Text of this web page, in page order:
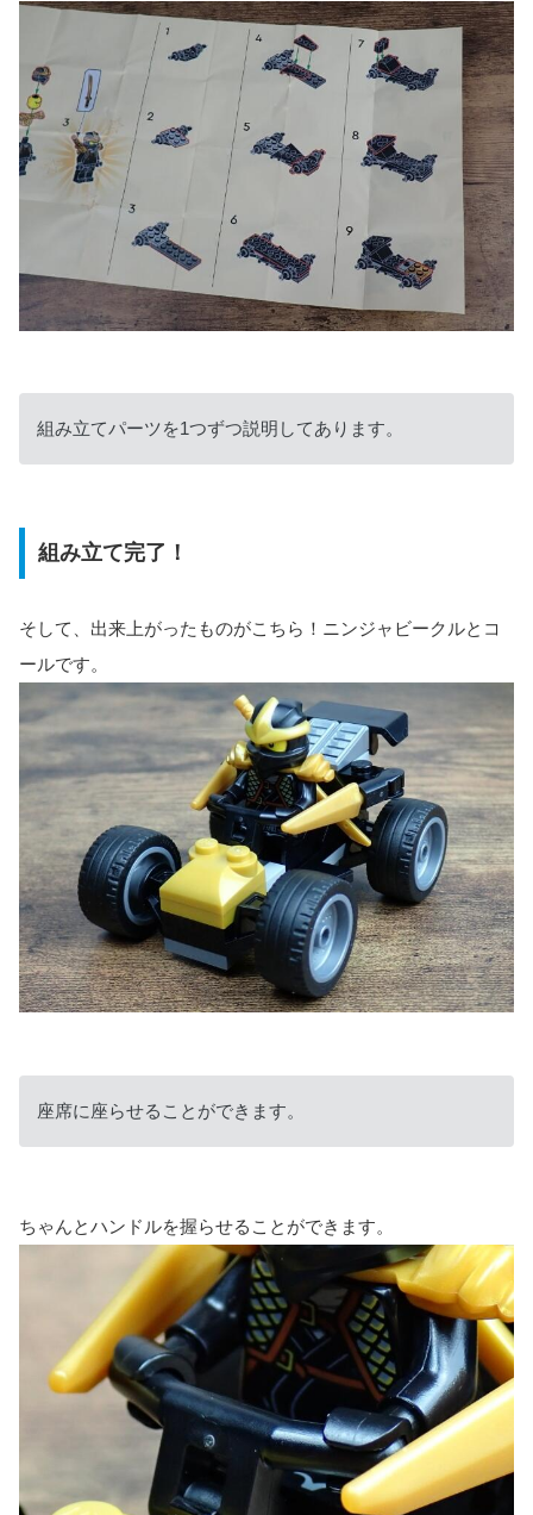
組み立てパーツを1つずつ説明してあります。
組み立て完了！
そして、出来上がったものがこちら！ニンジャビークルとコ
ールです。
座席に座らせることができます。
ちゃんとハンドルを握らせることができます。